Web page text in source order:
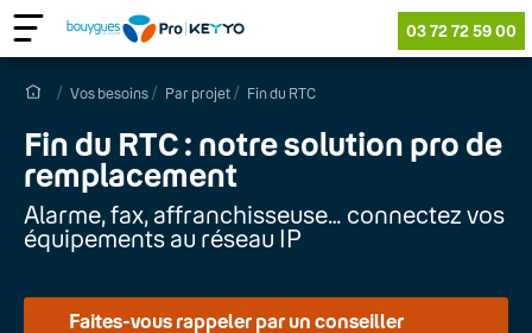
03 72 72 59 00
Vos besoins Par projet Fin du RTC
Fin du RTC : notre solution pro de
remplacement
Alarme, fax, affranchisseuse… connectez vos
équipements au réseau IP
Faites-vous rappeler par un conseiller